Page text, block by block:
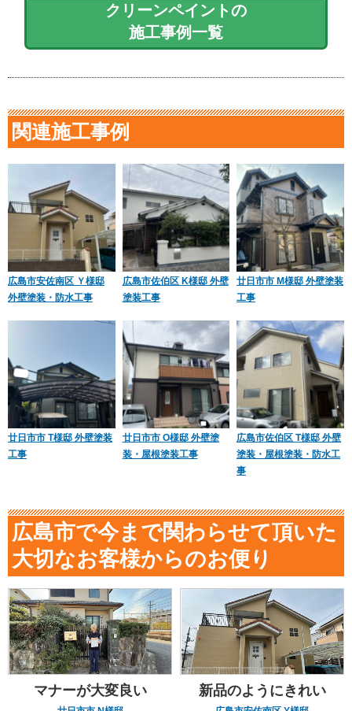
クリーンペイントの
施工事例一覧
関連施工事例
広島市安佐南区 Ｙ様邸
外壁塗装・防水工事
広島市佐伯区 K様邸 外壁
塗装工事
廿日市市 M様邸 外壁塗装
工事
廿日市市 T様邸 外壁塗装
工事
廿日市市 O様邸 外壁塗
装・屋根塗装工事
広島市佐伯区 T様邸 外壁
塗装・屋根塗装・防水工
事
広島市で今まで関わらせて頂いた
大切なお客様からのお便り
マナーが大変良い 新品のようにきれい